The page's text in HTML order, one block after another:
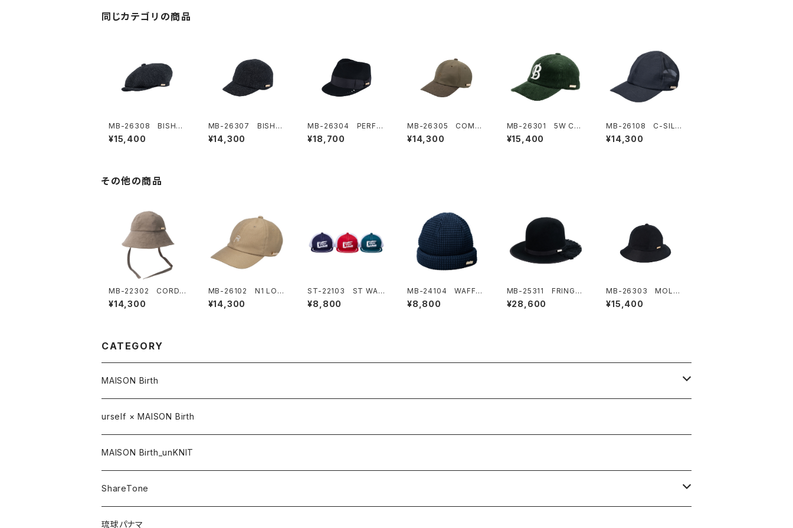
同じカテゴリの商品
MB-26308 BISHU
NEWS BOY CAP
¥15,400
MB-26307 BISHU
W-HERRING JET CA
P
¥14,300
MB-26304 PERFO
RATED FEDRA CAP
¥18,700
MB-26305 COMB
O MIL CAP
¥14,300
MB-26301 5W CO
RDUROY B-CAP
¥15,400
MB-26108 C-SILK
ORGAN MESH CAP
¥14,300
その他の商品
MB-22302 CORDU
ROY METRO HAT
¥14,300
MB-26102 N1 LOG
O CAP
¥14,300
ST-22103 ST WAP
PEN MESH CAP
¥8,800
MB-24104 WAFFLE
WATCH CAP
¥8,800
MB-25311 FRINGE
BOWLER HAT
¥28,600
MB-26303 MOLES
KIN MERO HAT
¥15,400
CATEGORY
MAISON Birth
CAP / キャップ
HAT / ハット
KNIT / ニット
CASQUETTE / キャスケット
urself × MAISON Birth
MAISON Birth_unKNIT
ShareTone
CAP / キャップ
琉球パナマ